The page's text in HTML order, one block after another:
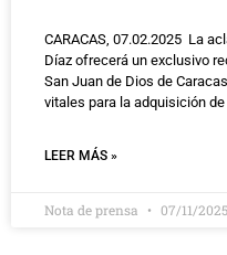
CARACAS, 07.02.2025 La
Díaz ofrecerá un exclusivo
San Juan de Dios de
vitales para la adquisición
LEER MÁS »
Nota de prensa 07/11/2025